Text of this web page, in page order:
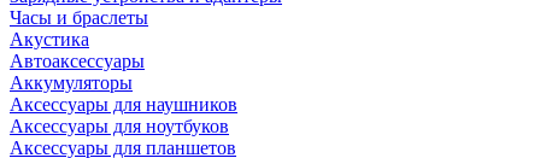
Часы и браслеты
Акустика
Автоаксессуары
Аккумуляторы
Аксессуары для наушников
Аксессуары для ноутбуков
Аксессуары для планшетов